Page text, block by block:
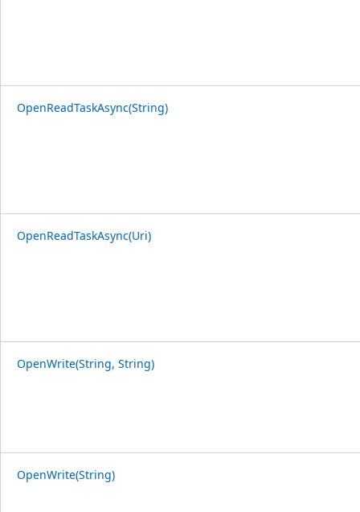
OpenReadTaskAsync(String)
OpenReadTaskAsync(Uri)
OpenWrite(String, String)
OpenWrite(String)